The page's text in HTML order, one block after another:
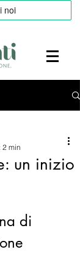
un inizio
2 min
di